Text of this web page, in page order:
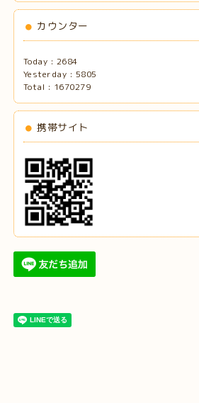
カウンター
Today : 2684
Yesterday : 5805
Total : 1670279
携帯サイト